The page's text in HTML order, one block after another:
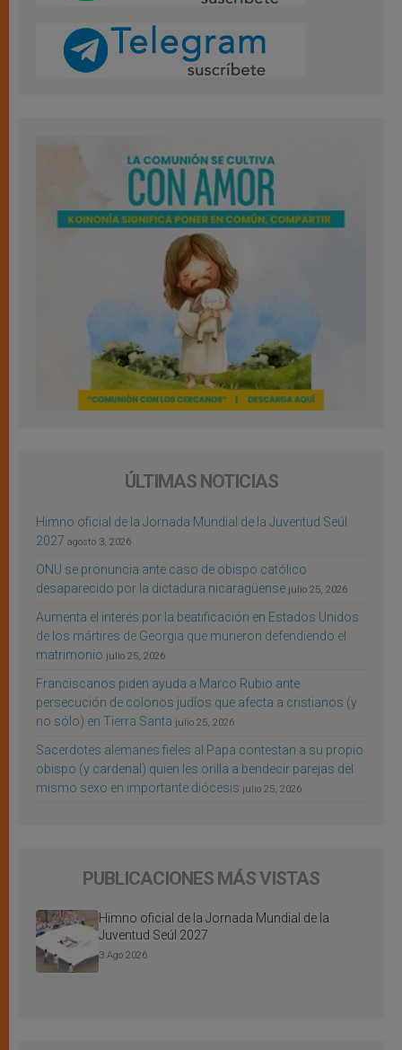
ÚLTIMAS NOTICIAS
Himno oficial de la Jornada Mundial de la Juventud Seúl
2027 agosto 3, 2026
ONU se pronuncia ante caso de obispo católico
desaparecido por la dictadura nicaragüense julio 25, 2026
Aumenta el interés por la beatificación en Estados Unidos
de los mártires de Georgia que murieron defendiendo el
matrimonio julio 25, 2026
Franciscanos piden ayuda a Marco Rubio ante
persecución de colonos judíos que afecta a cristianos (y
no sólo) en Tierra Santa julio 25, 2026
Sacerdotes alemanes fieles al Papa contestan a su propio
obispo (y cardenal) quien les orilla a bendecir parejas del
mismo sexo en importante diócesis julio 25, 2026
PUBLICACIONES MÁS VISTAS
Himno oficial de la Jornada Mundial de la
Juventud Seúl 2027
3 Ago 2026